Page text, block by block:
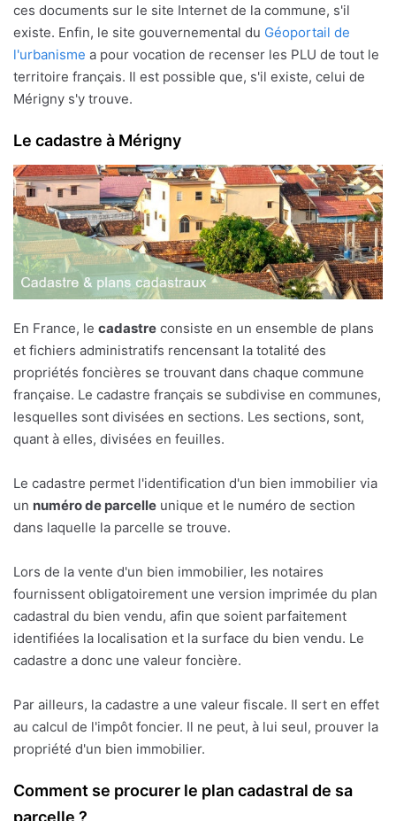
ces documents sur le site Internet de la commune, s'il
existe. Enfin, le site gouvernemental du Géoportail de
l'urbanisme a pour vocation de recenser les PLU de tout le
territoire français. Il est possible que, s'il existe, celui de
Mérigny s'y trouve.
Le cadastre à Mérigny
En France, le cadastre consiste en un ensemble de plans
et fichiers administratifs rencensant la totalité des
propriétés foncières se trouvant dans chaque commune
française. Le cadastre français se subdivise en communes,
lesquelles sont divisées en sections. Les sections, sont,
quant à elles, divisées en feuilles.
Le cadastre permet l'identification d'un bien immobilier via
un numéro de parcelle unique et le numéro de section
dans laquelle la parcelle se trouve.
Lors de la vente d'un bien immobilier, les notaires
fournissent obligatoirement une version imprimée du plan
cadastral du bien vendu, afin que soient parfaitement
identifiées la localisation et la surface du bien vendu. Le
cadastre a donc une valeur foncière.
Par ailleurs, la cadastre a une valeur fiscale. Il sert en effet
au calcul de l'impôt foncier. Il ne peut, à lui seul, prouver la
propriété d'un bien immobilier.
Comment se procurer le plan cadastral de sa